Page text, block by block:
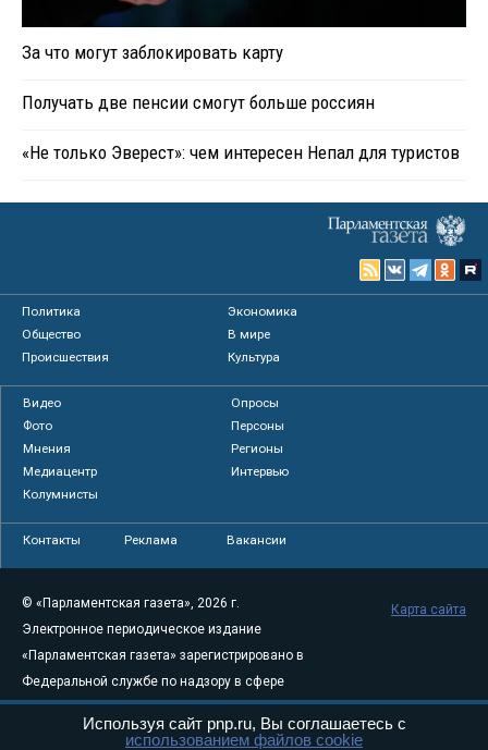
За что могут заблокировать карту
Получать две пенсии смогут больше россиян
«Не только Эверест»: чем интересен Непал для туристов
Политика
Экономика
Общество
В мире
Происшествия
Культура
Видео
Опросы
Фото
Персоны
Мнения
Регионы
Медиацентр
Интервью
Колумнисты
Контакты Реклама Вакансии
© «Парламентская газета», 2026 г.
Электронное периодическое издание
«Парламентская газета» зарегистрировано в
Федеральной службе по надзору в сфере
связи, информационных технологий и
массовых коммуникаций (Роскомнадзор) 05
Карта сайта
Используя сайт pnp.ru, Вы соглашаетесь с
использованием файлов cookie